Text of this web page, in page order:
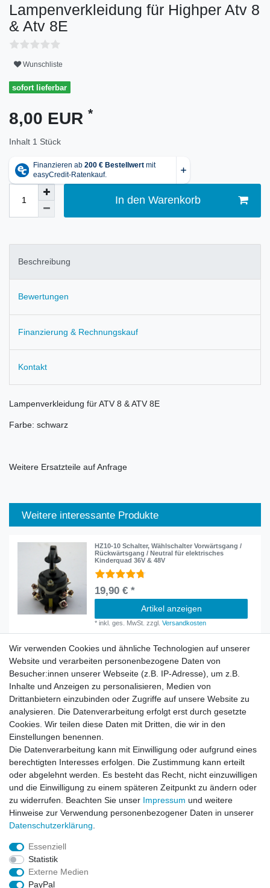
Lampenverkleidung für Highper Atv 8
& Atv 8E
Wunschliste
sofort lieferbar
8,00 EUR *
Inhalt 1 Stück
In den Warenkorb
Beschreibung
Bewertungen
Finanzierung & Rechnungskauf
Kontakt
Lampenverkleidung für ATV 8 & ATV 8E
Farbe: schwarz
Weitere Ersatzteile auf Anfrage
Weitere interessante Produkte
HZ10-10 Schalter, Wählschalter Vorwärtsgang /
Rückwärtsgang / Neutral für elektrisches
Kinderquad 36V & 48V
19,90 € *
Artikel anzeigen
*inkl. ges. MwSt. zzgl.Versandkosten
Rechtliches
AGB
Widerrufsrecht
Impressum
Datenschutzerklärung
Service
Kontakt
Datenschutzerklärung
FAQ / Ratgeber
Kinderquad
E-Bikes / Pedelecs
Dirt Bike & Pocketbike
Quad & ATV
Kinderbuggy | Gokart
Wir verwenden Cookies und ähnliche Technologien auf unserer
Website und verarbeiten personenbezogene Daten von
Besucher:innen unserer Webseite (z.B. IP-Adresse), um z.B.
Inhalte und Anzeigen zu personalisieren, Medien von
Drittanbietern einzubinden oder Zugriffe auf unsere Website zu
analysieren. Die Datenverarbeitung erfolgt erst durch gesetzte
Cookies. Wir teilen diese Daten mit Dritten, die wir in den
Einstellungen benennen.
Die Datenverarbeitung kann mit Einwilligung oder aufgrund eines
berechtigten Interesses erfolgen. Die Zustimmung kann erteilt
oder abgelehnt werden. Es besteht das Recht, nicht einzuwilligen
und die Einwilligung zu einem späteren Zeitpunkt zu ändern oder
zu widerrufen. Beachten Sie unser Impressum und weitere
Hinweise zur Verwendung personenbezogener Daten in unserer
Daten­schutz­erklärung
Essenziell
Statistik
Externe Medien
PayPal